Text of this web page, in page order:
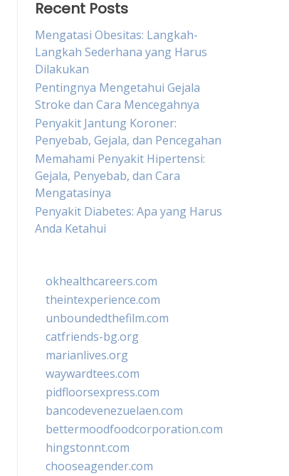
Recent Posts
Mengatasi Obesitas: Langkah-
Langkah Sederhana yang Harus
Dilakukan
Pentingnya Mengetahui Gejala
Stroke dan Cara Mencegahnya
Penyakit Jantung Koroner:
Penyebab, Gejala, dan Pencegahan
Memahami Penyakit Hipertensi:
Gejala, Penyebab, dan Cara
Mengatasinya
Penyakit Diabetes: Apa yang Harus
Anda Ketahui
okhealthcareers.com
theintexperience.com
unboundedthefilm.com
catfriends-bg.org
marianlives.org
waywardtees.com
pidfloorsexpress.com
bancodevenezuelaen.com
bettermoodfoodcorporation.com
hingstonnt.com
chooseagender.com